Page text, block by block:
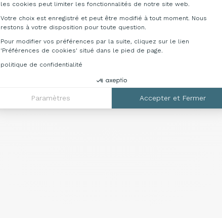
les cookies peut limiter les fonctionnalités de notre site web.
Votre choix est enregistré et peut être modifié à tout moment. Nous
restons à votre disposition pour toute question.
Pour modifier vos préférences par la suite, cliquez sur le lien
'Préférences de cookies' situé dans le pied de page.
politique de confidentialité
Paramètres Accepter et Fermer
MD
TI